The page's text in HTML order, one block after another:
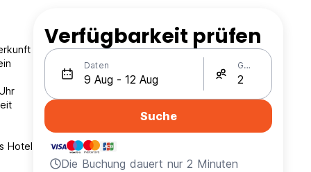
Hotel
Verfügbarkeit prüfen
Daten Gäste
Suche
Die Buchung dauert nur 2 Minuten